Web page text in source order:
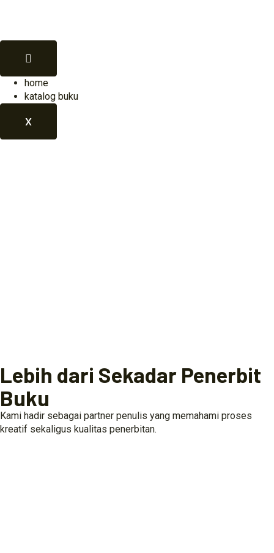
home
katalog buku
X
Lebih dari Sekadar Penerbit
Buku
Kami hadir sebagai partner penulis yang memahami proses
kreatif sekaligus kualitas penerbitan.